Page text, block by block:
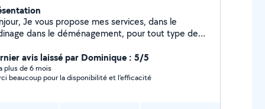
Je vous propose mes services, dans le
dans le déménagement, pour tout type de
vous rendre service et en donnant le
avis laissé par Dominique : 5/5
plus de 6 mois
beaucoup pour la disponibilité et l'efficacité